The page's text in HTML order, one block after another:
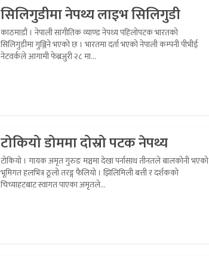
सिलिगुडीमा नेपथ्य लाइभ सिलिगुडी
काठमाडौं । नेपाली सांगीतिक व्याण्ड नेपथ्य पहिलोपटक भारतको
सिलिगुडीमा गुञ्जिने भएको छ । भारतमा दर्ता भएको नेपाली कम्पनी पीभीई
नेटवर्कले आगामी फेब्रअुरी २८ मा...
टोकियो डोममा दोस्रो पटक नेपथ्य
टोकियो । गायक अमृत गुरुङ मञ्चमा देखा पर्नासाथ तीनतले बालकोनी भएको
भूमिगत हलभित्र ठूलो तरङ्ग फैलियो । झिलिमिली बत्ती र दर्शकको
चिच्याहटबाट स्वागत पाएका अमृतले...